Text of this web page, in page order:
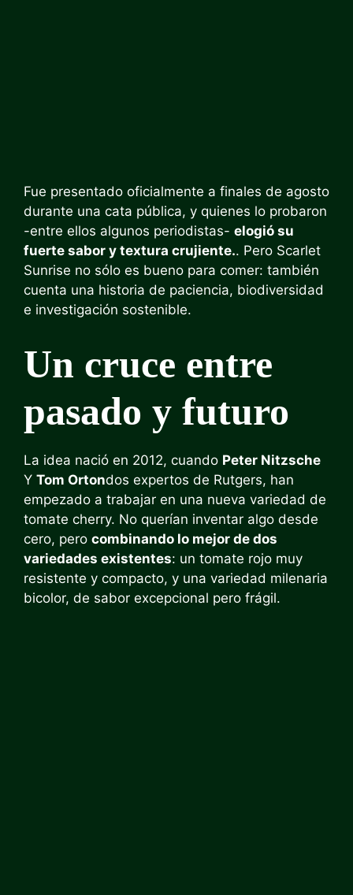
Fue presentado oficialmente a finales de agosto
durante una cata pública, y quienes lo probaron
-entre ellos algunos periodistas- elogió su
fuerte sabor y textura crujiente.. Pero Scarlet
Sunrise no sólo es bueno para comer: también
cuenta una historia de paciencia, biodiversidad
e investigación sostenible.
Un cruce entre
pasado y futuro
La idea nació en 2012, cuando Peter Nitzsche
Y Tom Ortondos expertos de Rutgers, han
empezado a trabajar en una nueva variedad de
tomate cherry. No querían inventar algo desde
cero, pero combinando lo mejor de dos
variedades existentes: un tomate rojo muy
resistente y compacto, y una variedad milenaria
bicolor, de sabor excepcional pero frágil.